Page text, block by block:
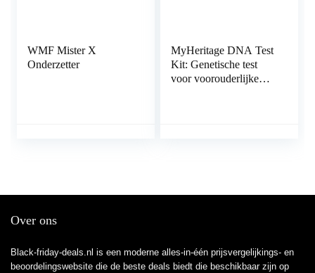
WMF Mister X
Onderzetter
MyHeritage DNA Test
Kit: Genetische test
voor voorouderlijke
Over ons
Black-friday-deals.nl is een moderne alles-in-één prijsvergelijkings- en
beoordelingswebsite die de beste deals biedt die beschikbaar zijn op